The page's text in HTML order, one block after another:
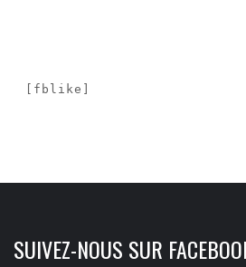
[fblike]
SUIVEZ-NOUS SUR